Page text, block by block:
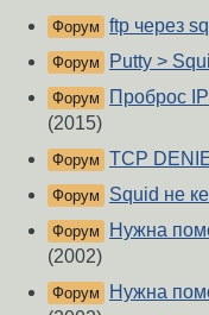
Форум ftp через
Форум Putty >
Форум
Проброс
(2015)
Форум TCP
Форум Squid не
Форум
Нужна
(2002)
Форум
Нужна